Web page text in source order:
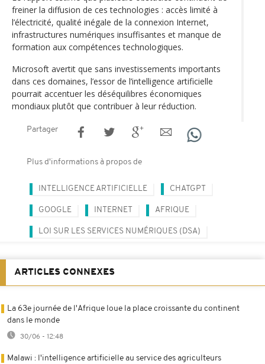
freiner la diffusion de ces technologies : accès limité à
l’électricité, qualité inégale de la connexion Internet,
infrastructures numériques insuffisantes et manque de
formation aux compétences technologiques.
Microsoft avertit que sans investissements importants
dans ces domaines, l’essor de l’intelligence artificielle
pourrait accentuer les déséquilibres économiques
mondiaux plutôt que contribuer à leur réduction.
Partager
Plus d'informations à propos de
INTELLIGENCE ARTIFICIELLE CHATGPT
GOOGLE INTERNET AFRIQUE
LOI SUR LES SERVICES NUMÉRIQUES (DSA)
ARTICLES CONNEXES
La 63e journée de l'Afrique loue la place croissante du continent
dans le monde
30/06 - 12:48
Malawi : l'intelligence artificielle au service des agriculteurs